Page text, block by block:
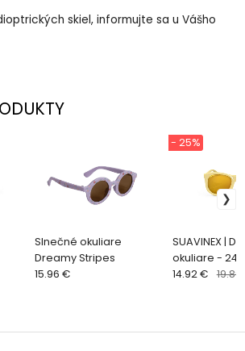
skiel, informujte sa u Vášho
Slnečné okuliare
Dreamy Stripes
15.96 €
SUAVINEX |
okuliare - 24/
mesiacov
- 25%
14.92 €